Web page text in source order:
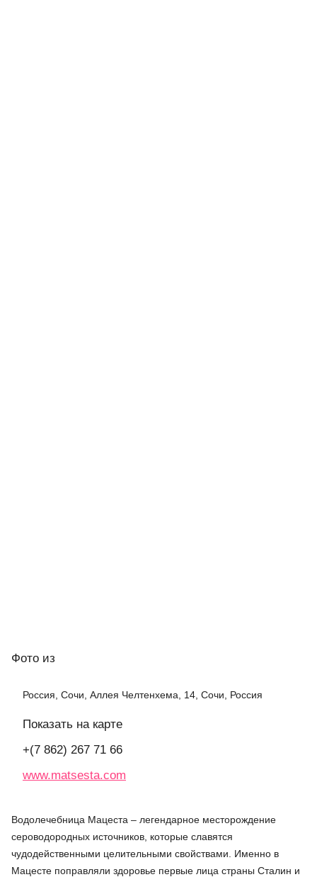
Фото из
Россия, Сочи, Аллея Челтенхема, 14, Сочи, Россия
Показать на карте
+(7 862) 267 71 66
www.matsesta.com
Водолечебница Мацеста – легендарное месторождение
сероводородных источников, которые славятся
чудодейственными целительными свойствами. Именно в
Мацесте поправляли здоровье первые лица страны Сталин и